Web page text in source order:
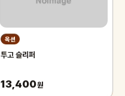
옥션
투고 슬리퍼
13,400원